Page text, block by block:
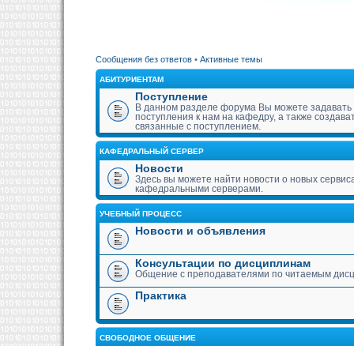
Сообщения без ответов • Активные темы
АБИТУРИЕНТАМ
Поступление
В данном разделе форума Вы можете
поступления к нам на кафедру, а также
связанные с поступлением.
КАФЕДРАЛЬНЫЙ СЕРВЕР
Новости
Здесь вы можете найти новости о новых
кафедральными серверами.
УЧЕБНЫЙ ПРОЦЕСС
Новости и объявления
Консультации по дисциплинам
Общение с преподавателями по читаемым
Практика
СВОБОДНОЕ ОБЩЕНИЕ